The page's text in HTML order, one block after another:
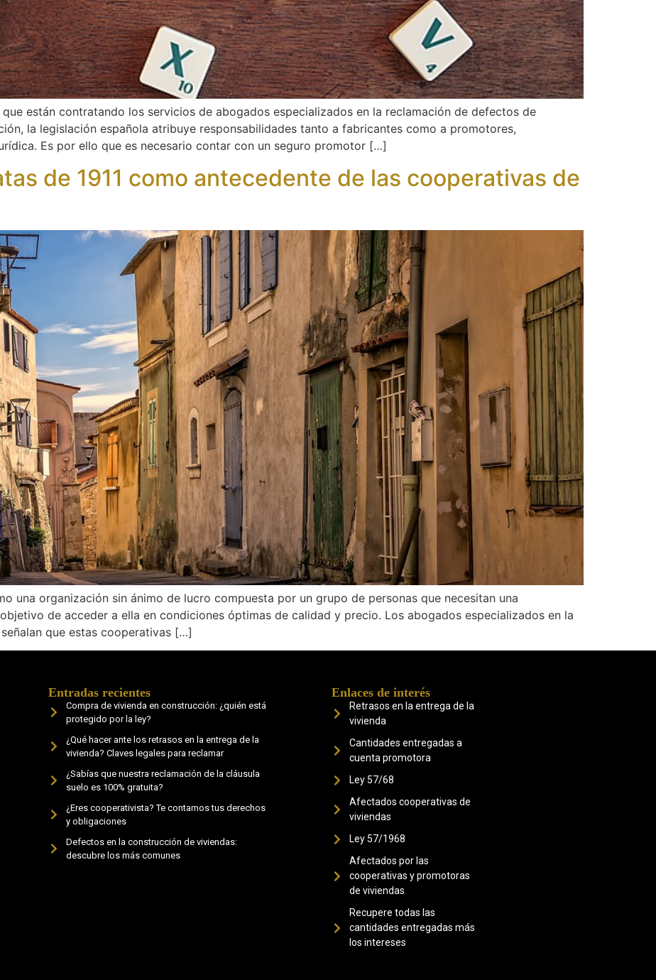
están contratando los servicios de abogados especializados en la reclamación de defectos de
la legislación española atribuye responsabilidades tanto a fabricantes como a promotores,
Es por ello que es necesario contar con un seguro promotor […]
de 1911 como antecedente de las cooperativas de
una organización sin ánimo de lucro compuesta por un grupo de personas que necesitan una
de acceder a ella en condiciones óptimas de calidad y precio. Los abogados especializados en la
que estas cooperativas […]
Entradas recientes
Compra de vivienda en construcción: ¿quién está
protegido por la ley?
¿Qué hacer ante los retrasos en la entrega de la
vivienda? Claves legales para reclamar
¿Sabías que nuestra reclamación de la cláusula
suelo es 100% gratuita?
¿Eres cooperativista? Te contamos tus derechos
y obligaciones
Defectos en la construcción de viviendas:
descubre los más comunes
Enlaces de interés
Retrasos en la entrega de la
vivienda
Cantidades entregadas a
cuenta promotora
Ley 57/68
Afectados cooperativas de
viviendas
Ley 57/1968
Afectados por las
cooperativas y promotoras
de viviendas
Recupere todas las
cantidades entregadas más
los intereses